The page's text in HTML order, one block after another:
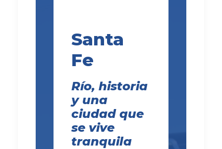
Santa
Fe
Río, historia
y una
ciudad que
se vive
tranquila